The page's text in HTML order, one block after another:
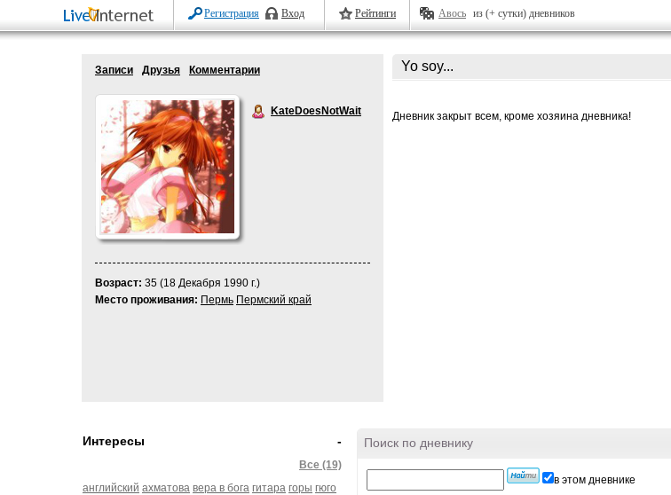
Регистрация Вход Рейтинги Авось из (+ сутки) дневников
Записи Друзья Комментарии
KateDoesNotWait
Возраст: 35 (18 Декабря 1990 г.)
Место проживания: Пермь Пермский край
Yo soy...
Дневник закрыт всем, кроме хозяина дневника!
-
Интересы
Все (19)
английский ахматова вера в бога гитара горы гюго
Поиск по дневнику
в этом дневнике